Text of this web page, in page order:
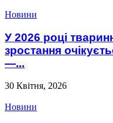
Новини
У 2026 році
зростання
—...
30 Квітня, 2026
Новини